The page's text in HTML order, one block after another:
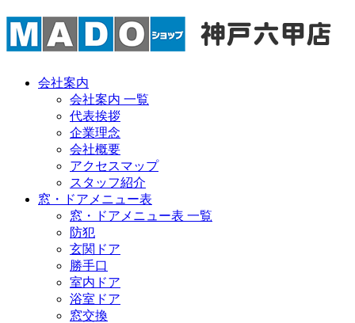
会社案内
会社案内 一覧
代表挨拶
企業理念
会社概要
アクセスマップ
スタッフ紹介
窓・ドアメニュー表
窓・ドアメニュー表 一覧
防犯
玄関ドア
勝手口
室内ドア
浴室ドア
窓交換